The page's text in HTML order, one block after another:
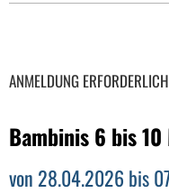
ANMELDUNG ERFORDERLICH
Bambinis 6 bis
von 28.04.2026 bis